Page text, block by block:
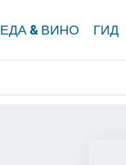
ЕДА & ВИНО ГИД